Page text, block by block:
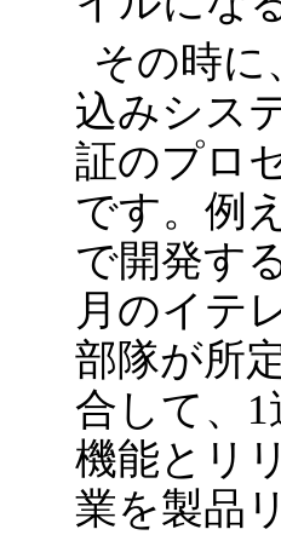
その時に
込みシス
証のプロ
です。例
で開発す
月のイテ
部隊が所
合して、
機能とリ
業を製品